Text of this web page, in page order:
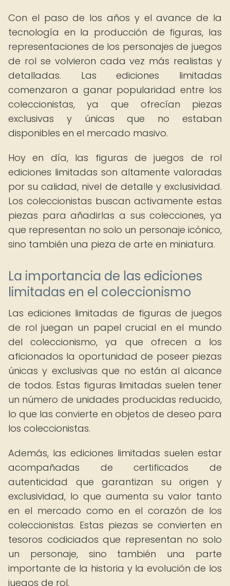
Con el paso de los años y el avance de la
tecnología en la producción de figuras, las
representaciones de los personajes de juegos
de rol se volvieron cada vez más realistas y
detalladas. Las ediciones limitadas
comenzaron a ganar popularidad entre los
coleccionistas, ya que ofrecían piezas
exclusivas y únicas que no estaban
disponibles en el mercado masivo.
Hoy en día, las figuras de juegos de rol
ediciones limitadas son altamente valoradas
por su calidad, nivel de detalle y exclusividad.
Los coleccionistas buscan activamente estas
piezas para añadirlas a sus colecciones, ya
que representan no solo un personaje icónico,
sino también una pieza de arte en miniatura.
La importancia de las ediciones
limitadas en el coleccionismo
Las ediciones limitadas de figuras de juegos
de rol juegan un papel crucial en el mundo
del coleccionismo, ya que ofrecen a los
aficionados la oportunidad de poseer piezas
únicas y exclusivas que no están al alcance
de todos. Estas figuras limitadas suelen tener
un número de unidades producidas reducido,
lo que las convierte en objetos de deseo para
los coleccionistas.
Además, las ediciones limitadas suelen estar
acompañadas de certificados de
autenticidad que garantizan su origen y
exclusividad, lo que aumenta su valor tanto
en el mercado como en el corazón de los
coleccionistas. Estas piezas se convierten en
tesoros codiciados que representan no solo
un personaje, sino también una parte
importante de la historia y la evolución de los
juegos de rol.